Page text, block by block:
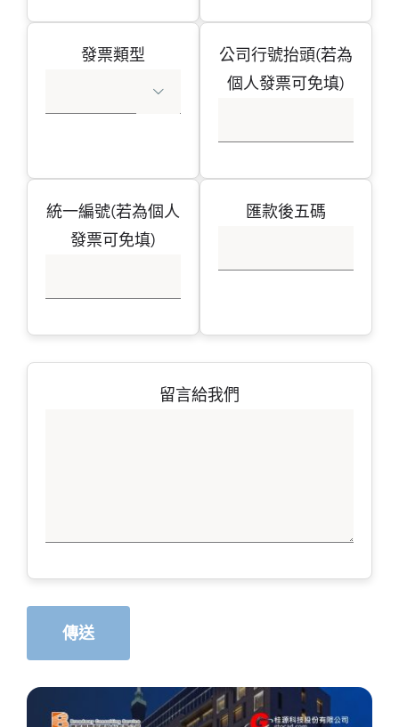
發票類型

公司行號抬頭(若為
個人發票可免填)
統一編號(若為個人
發票可免填)
匯款後五碼
留言給我們